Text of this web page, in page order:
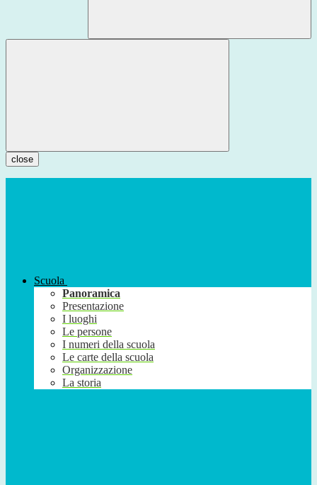
close
Scuola
Panoramica
Presentazione
I luoghi
Le persone
I numeri della scuola
Le carte della scuola
Organizzazione
La storia